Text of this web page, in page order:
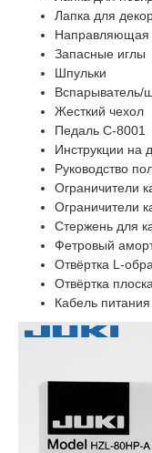
Лапка для
Направляющая
Запасные иглы
Шпульки
Вспарыватель/
Жесткий чехол
Педаль С-8001
Инструкции на
Руководство
Ограничители
Ограничители
Стержень для
Фетровый
Отвёртка L-
Отвёртка
Кабель питания